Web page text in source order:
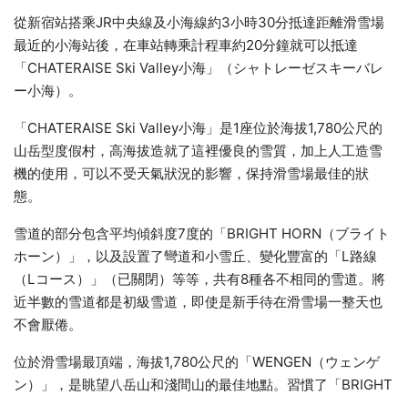
從新宿站搭乘JR中央線及小海線約3小時30分抵達距離滑雪場
最近的小海站後，在車站轉乘計程車約20分鐘就可以抵達
「CHATERAISE Ski Valley小海」（シャトレーゼスキーバレ
ー小海）。
「CHATERAISE Ski Valley小海」是1座位於海拔1,780公尺的
山岳型度假村，高海拔造就了這裡優良的雪質，加上人工造雪
機的使用，可以不受天氣狀況的影響，保持滑雪場最佳的狀
態。
雪道的部分包含平均傾斜度7度的「BRIGHT HORN（ブライト
ホーン）」，以及設置了彎道和小雪丘、變化豐富的「L路線
（Lコース）」（已關閉）等等，共有8種各不相同的雪道。將
近半數的雪道都是初級雪道，即使是新手待在滑雪場一整天也
不會厭倦。
位於滑雪場最頂端，海拔1,780公尺的「WENGEN（ウェンゲ
ン）」，是眺望八岳山和淺間山的最佳地點。習慣了「BRIGHT